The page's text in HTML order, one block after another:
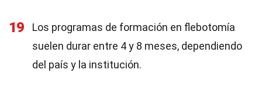
19
Los programas de formación en flebotomía
suelen durar entre 4 y 8 meses, dependiendo
del país y la institución.